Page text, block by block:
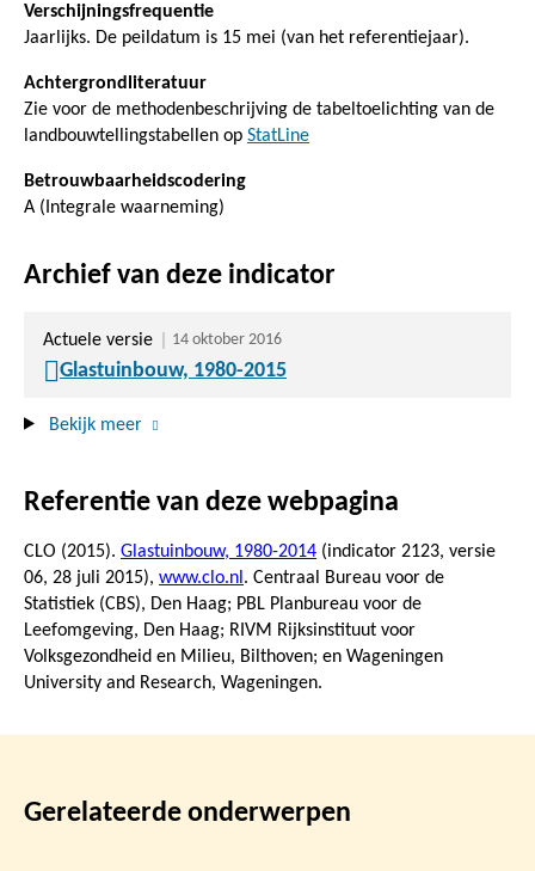
Verschijningsfrequentie
Jaarlijks. De peildatum is 15 mei (van het referentiejaar).
Achtergrondliteratuur
Zie voor de methodenbeschrijving de tabeltoelichting van de
landbouwtellingstabellen op StatLine
Betrouwbaarheidscodering
A (Integrale waarneming)
Archief van deze indicator
Actuele versie 14 oktober 2016
Glastuinbouw, 1980-2015
Bekijk meer
Referentie van deze webpagina
CLO (2015). Glastuinbouw, 1980-2014 (indicator 2123, versie
06, 28 juli 2015), www.clo.nl . Centraal Bureau voor de
Statistiek (CBS), Den Haag; PBL Planbureau voor de
Leefomgeving, Den Haag; RIVM Rijksinstituut voor
Volksgezondheid en Milieu, Bilthoven; en Wageningen
University and Research, Wageningen.
Gerelateerde onderwerpen